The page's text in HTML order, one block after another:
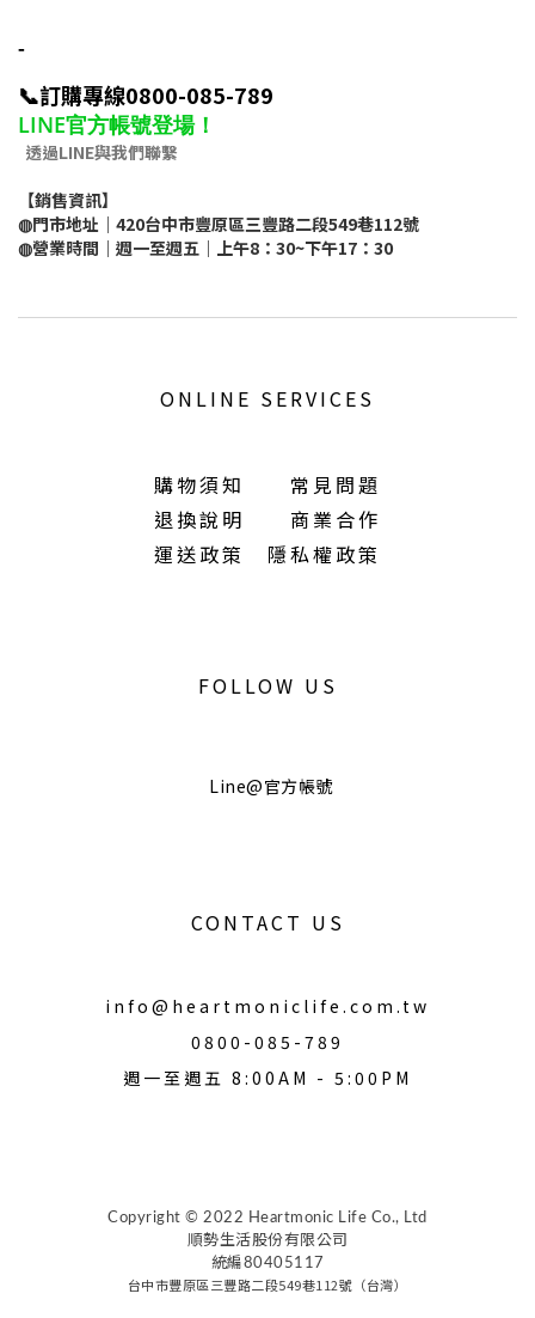
-
📞訂購專線0800-085-789
LINE官方帳號登場！
透過LINE與我們聯繫
【銷售資訊】
◍門市地址｜420台中市豐原區三豐路二段549巷112號
◍營業時間｜週一至週五｜上午8：30~下午17：30
ONLINE SERVICES
購物須知
常見問題
退換說明
商業合作
運送政策
隱私權政策
FOLLOW US
Line@官方帳號
CONTACT US
info@heartmoniclife.com.tw
0800-085-789
週一至週五 8:00AM - 5:00PM
Copyright © 2022 Heartmonic Life Co., Ltd
順勢生活股份有限公司
統編80405117
台中市豐原區三豐路二段549巷112號（台灣）